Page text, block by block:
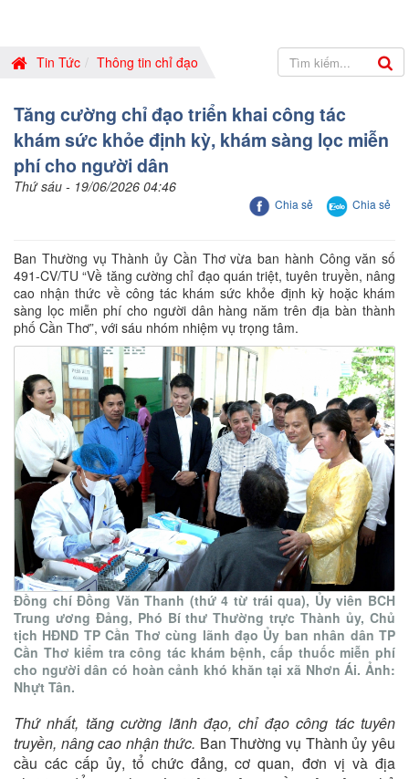
Tin Tức Thông tin chỉ đạo
Tăng cường chỉ đạo triển khai công tác
khám sức khỏe định kỳ, khám sàng lọc miễn
phí cho người dân
Thứ sáu - 19/06/2026 04:46
Chia sẻ Chia sẻ
Ban Thường vụ Thành ủy Cần Thơ vừa ban hành Công văn số
491-CV/TU “Về tăng cường chỉ đạo quán triệt, tuyên truyền, nâng
cao nhận thức về công tác khám sức khỏe định kỳ hoặc khám
sàng lọc miễn phí cho người dân hàng năm trên địa bàn thành
phố Cần Thơ”, với sáu nhóm nhiệm vụ trọng tâm.
Đồng chí Đồng Văn Thanh (thứ 4 từ trái qua), Ủy viên BCH
Trung ương Đảng, Phó Bí thư Thường trực Thành ủy, Chủ
tịch HĐND TP Cần Thơ cùng lãnh đạo Ủy ban nhân dân TP
Cần Thơ kiểm tra công tác khám bệnh, cấp thuốc miễn phí
cho người dân có hoàn cảnh khó khăn tại xã Nhơn Ái. Ảnh:
Nhựt Tân.
Thứ nhất, tăng cường lãnh đạo, chỉ đạo công tác tuyên
truyền, nâng cao nhận thức. Ban Thường vụ Thành ủy yêu
cầu các cấp ủy, tổ chức đảng, cơ quan, đơn vị và địa